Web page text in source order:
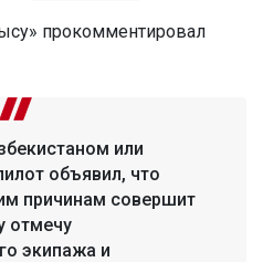
прокомментировал
или
объявил, что
причинам совершит
отмечу
экипажа и